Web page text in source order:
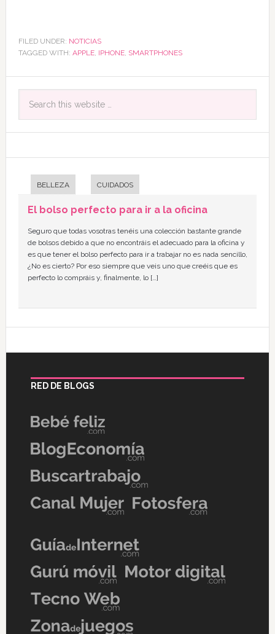
FILED UNDER: NOTICIAS
TAGGED WITH: APPLE, IPHONE, SMARTPHONES
BELLEZA CUIDADOS
El bolso perfecto para ir a la oficina
Seguro que todas vosotras tenéis una colección bastante grande
de bolsos debido a que no encontráis el adecuado para la oficina y
es que tener el bolso perfecto para ir a trabajar no es nada sencillo,
¿No es cierto? Por eso siempre que veis uno que creéis que es
perfecto lo compráis y, finalmente, lo […]
RED DE BLOGS